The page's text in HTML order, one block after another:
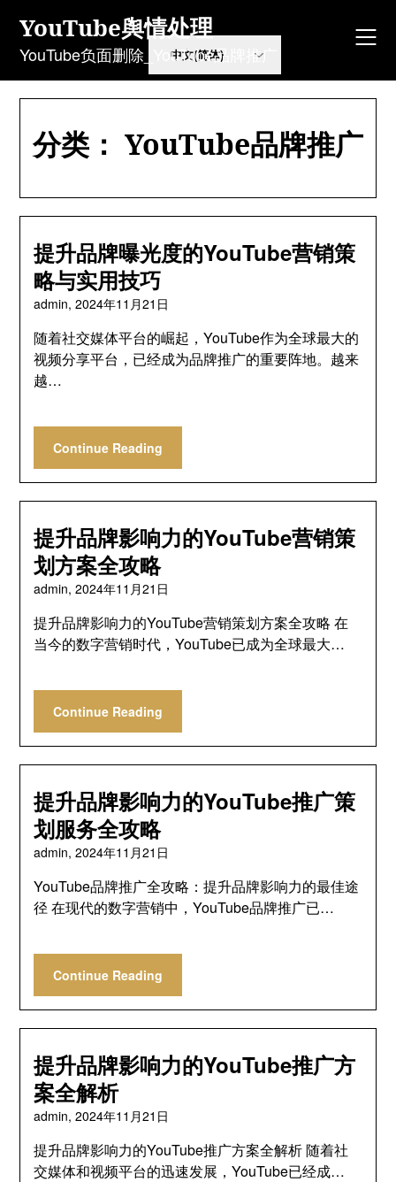
content
YouTube舆情处理
YouTube负面删除_YouTube品牌推广
分类： YouTube品牌推广
提升品牌曝光度的YouTube营销策
略与实用技巧
admin,2024年11月21日
随着社交媒体平台的崛起，YouTube作为全球最大的
视频分享平台，已经成为品牌推广的重要阵地。越来
越…
Continue Reading
提升品牌影响力的YouTube营销策
划方案全攻略
admin,2024年11月21日
提升品牌影响力的YouTube营销策划方案全攻略 在
当今的数字营销时代，YouTube已成为全球最大…
Continue Reading
提升品牌影响力的YouTube推广策
划服务全攻略
admin,2024年11月21日
YouTube品牌推广全攻略：提升品牌影响力的最佳途
径 在现代的数字营销中，YouTube品牌推广已…
Continue Reading
提升品牌影响力的YouTube推广方
案全解析
admin,2024年11月21日
提升品牌影响力的YouTube推广方案全解析 随着社
交媒体和视频平台的迅速发展，YouTube已经成…